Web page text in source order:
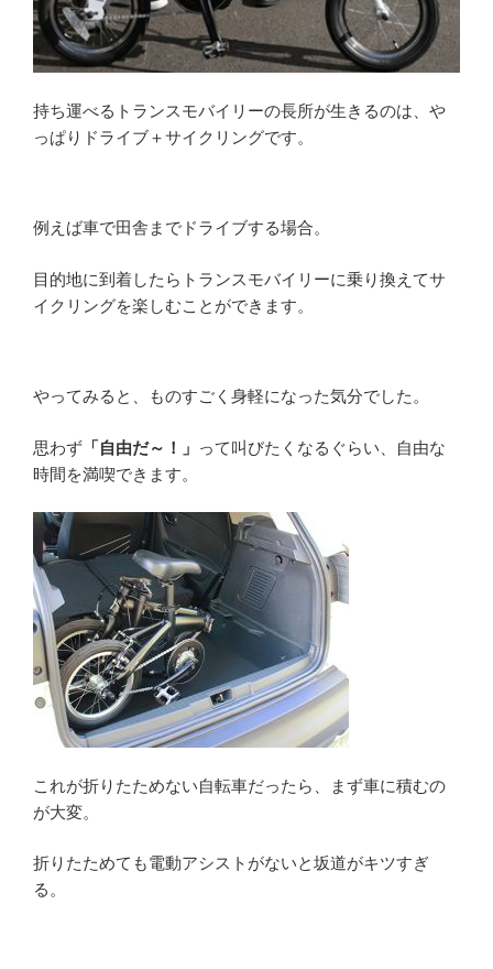
持ち運べるトランスモバイリーの長所が生きるのは、や
っぱりドライブ＋サイクリングです。
例えば車で田舎までドライブする場合。
目的地に到着したらトランスモバイリーに乗り換えてサ
イクリングを楽しむことができます。
やってみると、ものすごく身軽になった気分でした。
思わず 「自由だ～！」 って叫びたくなるぐらい、自由な
時間を満喫できます。
これが折りたためない自転車だったら、まず車に積むの
が大変。
折りたためても電動アシストがないと坂道がキツすぎ
る。